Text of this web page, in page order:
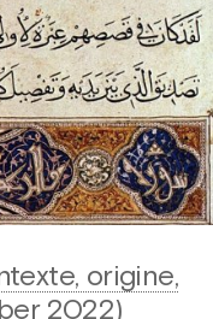
origine,
2022)